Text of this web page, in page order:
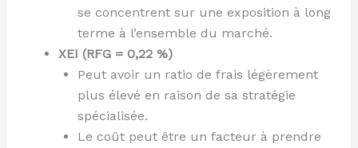
se concentrent sur une exposition à long
terme à l’ensemble du marché.
XEI (RFG = 0,22 %)
Peut avoir un ratio de frais légèrement
plus élevé en raison de sa stratégie
spécialisée.
Le coût peut être un facteur à prendre